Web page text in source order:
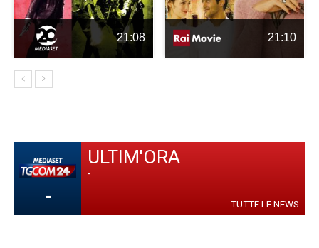
21:08 21:10
-
ULTIM'ORA
-
TUTTE LE NEWS